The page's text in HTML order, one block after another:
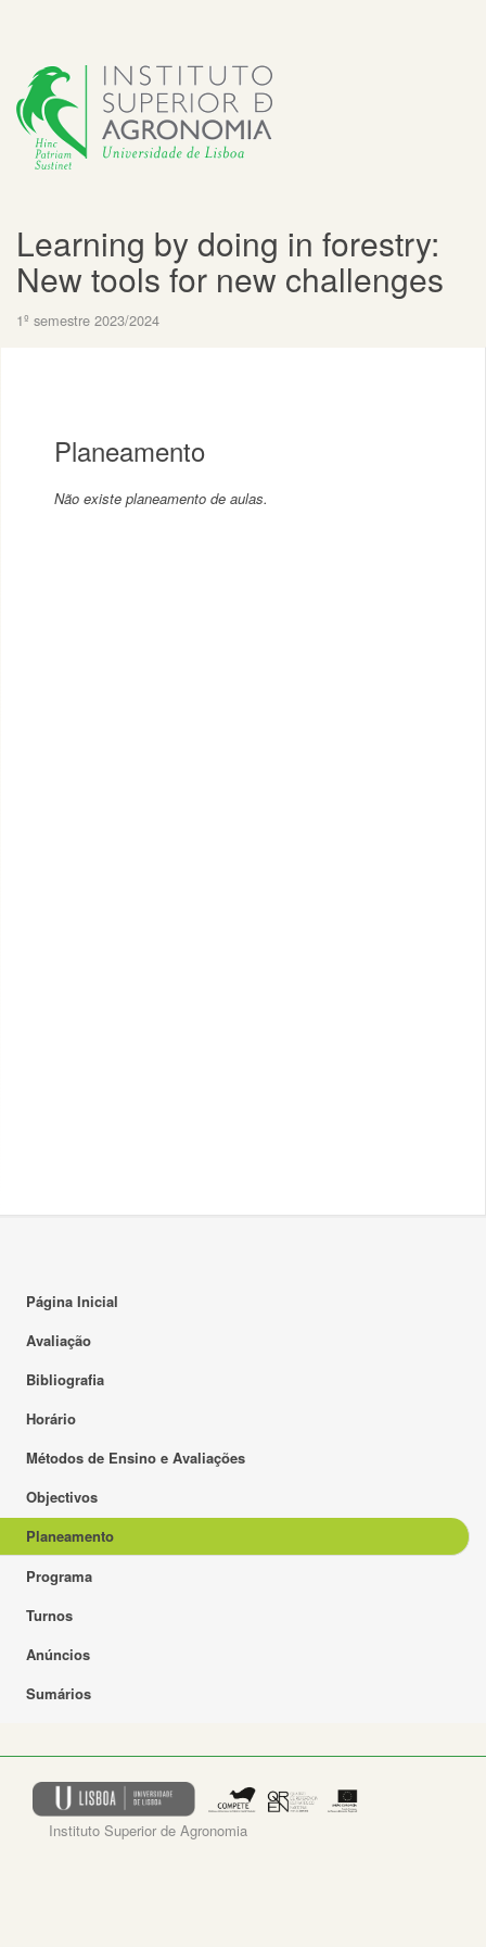
Learning by doing in forestry:
New tools for new challenges
1º semestre 2023/2024
Planeamento
Não existe planeamento de aulas.
Página Inicial
Avaliação
Bibliografia
Horário
Métodos de Ensino e Avaliações
Objectivos
Planeamento
Programa
Turnos
Anúncios
Sumários
Instituto Superior de Agronomia